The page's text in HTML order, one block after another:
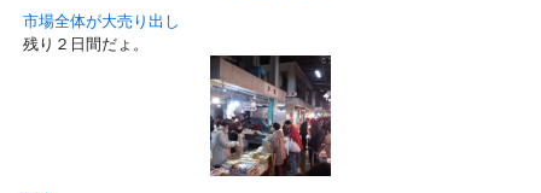
市場全体が大売り出し
残り２日間だょ。